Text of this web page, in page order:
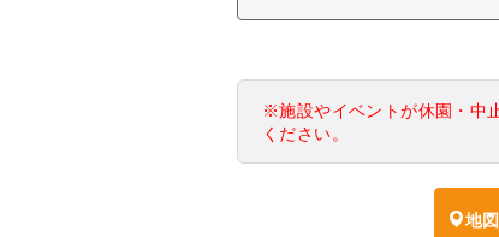
※施設やイベントが休園・中
ください。
地